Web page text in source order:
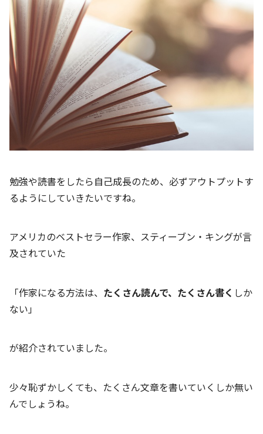
勉強や読書をしたら自己成長のため、必ずアウトプットす
るようにしていきたいですね。
アメリカのベストセラー作家、スティーブン・キングが言
及されていた
「作家になる方法は、 たくさん読んで、たくさん書く しか
ない」
が紹介されていました。
少々恥ずかしくても、たくさん文章を書いていくしか無い
んでしょうね。